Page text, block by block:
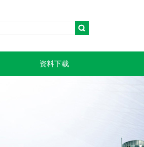
资料下载